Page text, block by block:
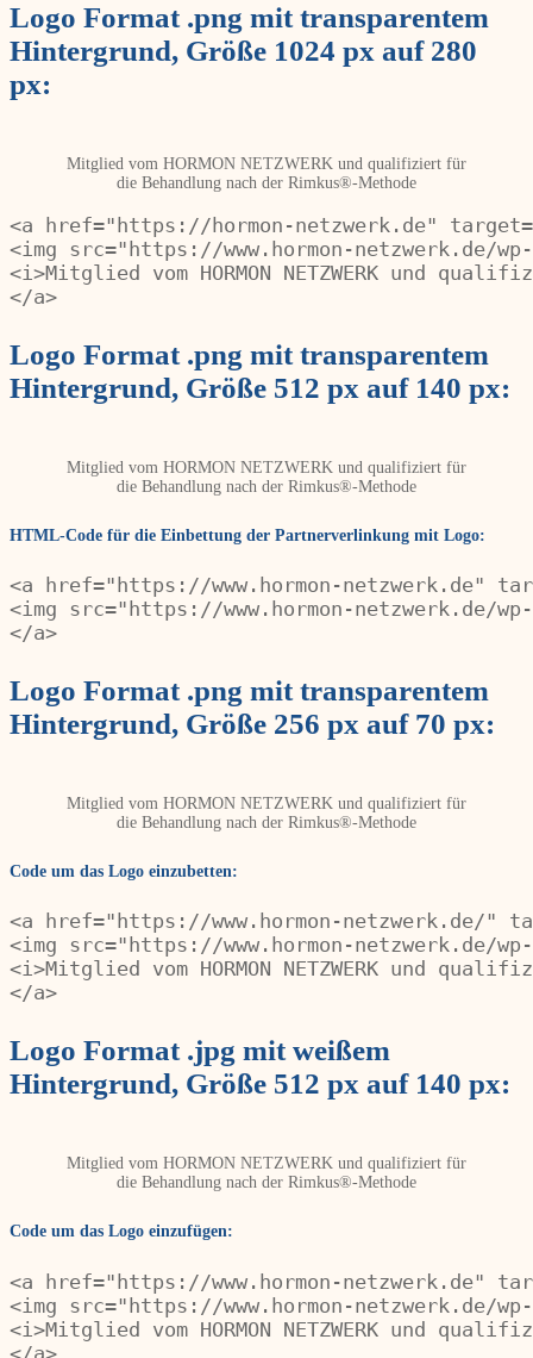
Logo Format .png mit transparentem
Hintergrund, Größe 1024 px auf 280
px:
Mitglied vom HORMON NETZWERK und qualifiziert für
die Behandlung nach der Rimkus®-Methode
<a href="https://hormon-netzwerk.de"
<img src="https://www.hormon-netzwerk.de/
<i>Mitglied vom HORMON NETZWERK und
</a>
Logo Format .png mit transparentem
Hintergrund, Größe 512 px auf 140 px:
Mitglied vom HORMON NETZWERK und qualifiziert für
die Behandlung nach der Rimkus®-Methode
HTML-Code für die Einbettung der Partnerverlinkung mit Logo:
<a href="https://www.hormon-netzwerk.de"
<img src="https://www.hormon-netzwerk.de/
</a>
Logo Format .png mit transparentem
Hintergrund, Größe 256 px auf 70 px:
Mitglied vom HORMON NETZWERK und qualifiziert für
die Behandlung nach der Rimkus®-Methode
Code um das Logo einzubetten:
<a href="https://www.hormon-netzwerk.de/"
<img src="https://www.hormon-netzwerk.de/
<i>Mitglied vom HORMON NETZWERK und
</a>
Logo Format .jpg mit weißem
Hintergrund, Größe 512 px auf 140 px:
Mitglied vom HORMON NETZWERK und qualifiziert für
die Behandlung nach der Rimkus®-Methode
Code um das Logo einzufügen:
<a href="https://www.hormon-netzwerk.de"
<img src="https://www.hormon-netzwerk.de/
<i>Mitglied vom HORMON NETZWERK und
</a>